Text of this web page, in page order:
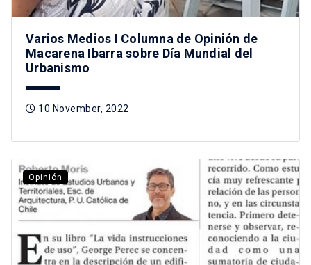
Varios Medios I Columna de Opinión de
Macarena Ibarra sobre Día Mundial del
Urbanismo
10 November, 2022
Opinión